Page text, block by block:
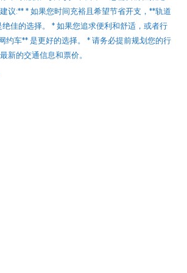
议:** * 如果您时间充裕且希望节省开支，**轨道
佳的选择。 * 如果您追求便利和舒适，或者行
约车** 是更好的选择。 * 请务必提前规划您的行
新的交通信息和票价。